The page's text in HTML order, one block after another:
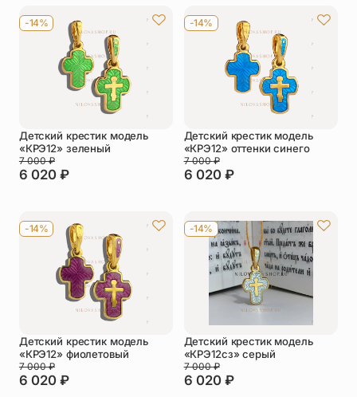
-14%
Детский крестик модель
«КРЭ12» зеленый
6 020 ₽
7 000₽
-14%
Детский крестик модель
«КРЭ12» оттенки синего
6 020 ₽
7 000₽
-14%
Детский крестик модель
«КРЭ12» фиолетовый
6 020 ₽
7 000₽
-14%
Детский крестик модель
«КРЭ12сз» серый
6 020 ₽
7 000₽